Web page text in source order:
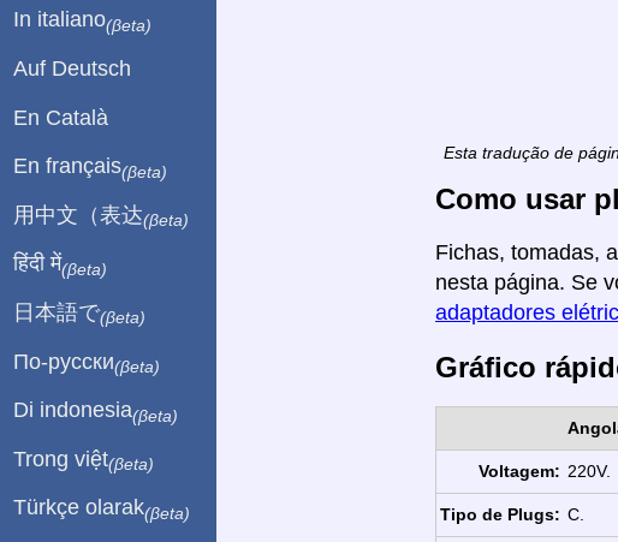
Esta tradução de
Como usar
Fichas, tomadas,
nesta página. Se
adaptadores
Gráfico
Voltagem: 220V.
Tipo de Plugs: C.
In italiano(βeta)
Auf Deutsch
En Català
En français(βeta)
用中文（表达(βeta)
हिंदी में(βeta)
日本語で(βeta)
По-русски(βeta)
Di indonesia(βeta)
Trong việt(βeta)
Türkçe olarak(βeta)